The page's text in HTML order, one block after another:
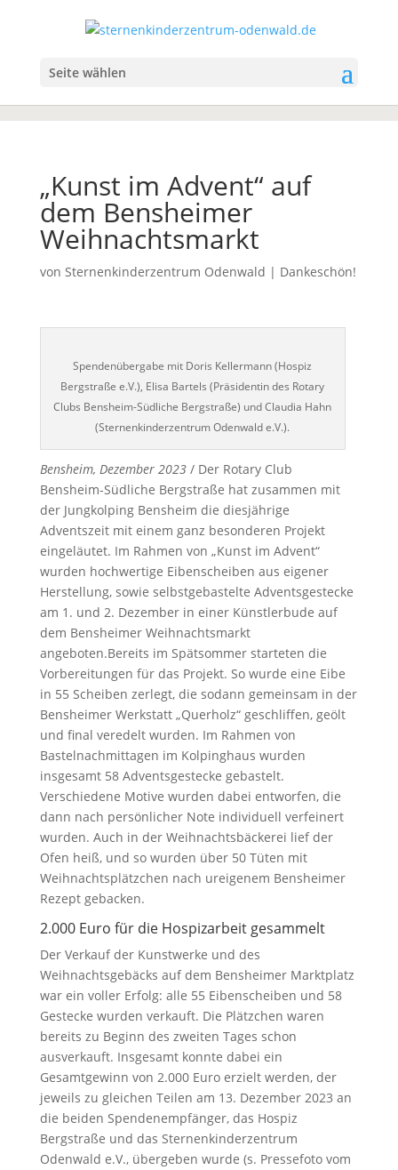
Seite wählen
„Kunst im Advent“ auf
dem Bensheimer
Weihnachtsmarkt
von Sternenkinderzentrum Odenwald | Dankeschön!
Spendenübergabe mit Doris Kellermann (Hospiz
Bergstraße e.V.), Elisa Bartels (Präsidentin des Rotary
Clubs Bensheim-Südliche Bergstraße) und Claudia Hahn
(Sternenkinderzentrum Odenwald e.V.).
Bensheim, Dezember 2023 / Der Rotary Club
Bensheim-Südliche Bergstraße hat zusammen mit
der Jungkolping Bensheim die diesjährige
Adventszeit mit einem ganz besonderen Projekt
eingeläutet. Im Rahmen von „Kunst im Advent“
wurden hochwertige Eibenscheiben aus eigener
Herstellung, sowie selbstgebastelte Adventsgestecke
am 1. und 2. Dezember in einer Künstlerbude auf
dem Bensheimer Weihnachtsmarkt
angeboten.Bereits im Spätsommer starteten die
Vorbereitungen für das Projekt. So wurde eine Eibe
in 55 Scheiben zerlegt, die sodann gemeinsam in der
Bensheimer Werkstatt „Querholz“ geschliffen, geölt
und final veredelt wurden. Im Rahmen von
Bastelnachmittagen im Kolpinghaus wurden
insgesamt 58 Adventsgestecke gebastelt.
Verschiedene Motive wurden dabei entworfen, die
dann nach persönlicher Note individuell verfeinert
wurden. Auch in der Weihnachtsbäckerei lief der
Ofen heiß, und so wurden über 50 Tüten mit
Weihnachtsplätzchen nach ureigenem Bensheimer
Rezept gebacken.
2.000 Euro für die Hospizarbeit gesammelt
Der Verkauf der Kunstwerke und des
Weihnachtsgebäcks auf dem Bensheimer Marktplatz
war ein voller Erfolg: alle 55 Eibenscheiben und 58
Gestecke wurden verkauft. Die Plätzchen waren
bereits zu Beginn des zweiten Tages schon
ausverkauft. Insgesamt konnte dabei ein
Gesamtgewinn von 2.000 Euro erzielt werden, der
jeweils zu gleichen Teilen am 13. Dezember 2023 an
die beiden Spendenempfänger, das Hospiz
Bergstraße und das Sternenkinderzentrum
Odenwald e.V., übergeben wurde (s. Pressefoto vom